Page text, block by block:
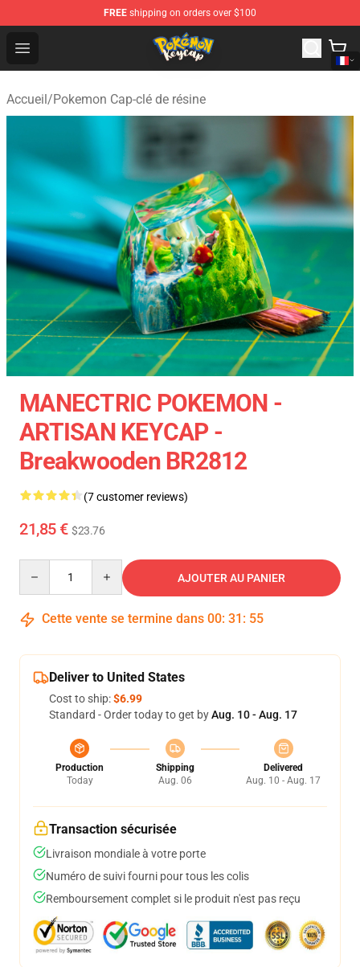
FREE shipping on orders over $100
Open menu
Pokemon Keycap Shop - The Best Store of Pokemon
Accueil/Pokemon Cap-clé de résine
MANECTRIC POKEMON -
ARTISAN KEYCAP -
Breakwooden BR2812
(7 customer reviews)
21,85 € $23.76
AJOUTER AU PANIER
Cette vente se termine dans 00: 31 : 54
Deliver to United States
Cost to ship:$6.99
Standard - Order today to get byAug. 10 - Aug. 17
Production
Today
Shipping
Aug. 06
Delivered
Aug. 10 - Aug. 17
Transaction sécurisée
Livraison mondiale à votre porte
Numéro de suivi fourni pour tous les colis
Remboursement complet si le produit n'est pas reçu